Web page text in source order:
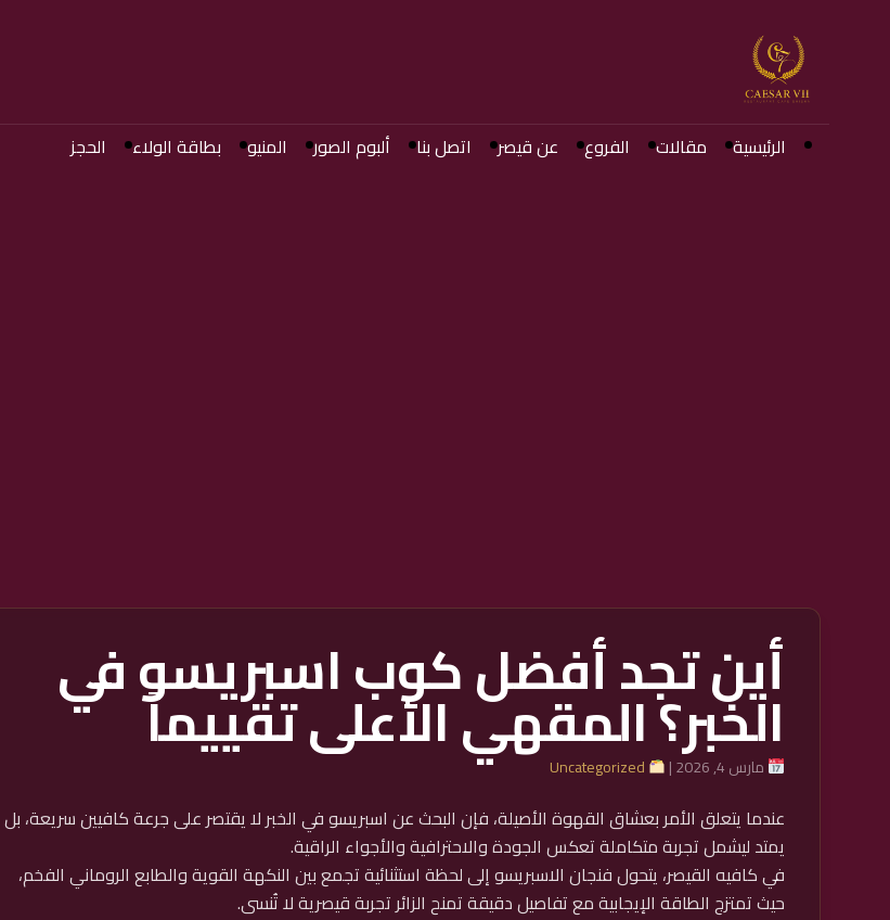
الرئيسية مقالات الفروع عن قيصر اتصل بنا ألبوم الصور المنيو بطاقة الولاء الحجز
أين تجد أفضل كوب اسبريسو في
الخبر؟ المقهي الأعلى تقييماً
مارس 4, 2026 | Uncategorized
عندما يتعلق الأمر بعشاق القهوة الأصيلة، فإن البحث عن اسبريسو في الخبر لا يقتصر على جرعة كافيين سريعة، بل
يمتد ليشمل تجربة متكاملة تعكس الجودة والاحترافية والأجواء الراقية.
في كافيه القيصر، يتحول فنجان الاسبريسو إلى لحظة استثنائية تجمع بين النكهة القوية والطابع الروماني الفخم،
حيث تمتزج الطاقة الإيجابية مع تفاصيل دقيقة تمنح الزائر تجربة قيصرية لا تُنسى.